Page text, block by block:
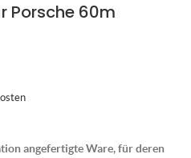
Porsche 60m
angefertigte Ware, für deren